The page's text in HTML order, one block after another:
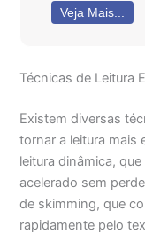
Veja Mais...
Técnicas de Leitura
Existem diversas
tornar a leitura mais
leitura dinâmica,
acelerado sem
de skimming, que
rapidamente pelo